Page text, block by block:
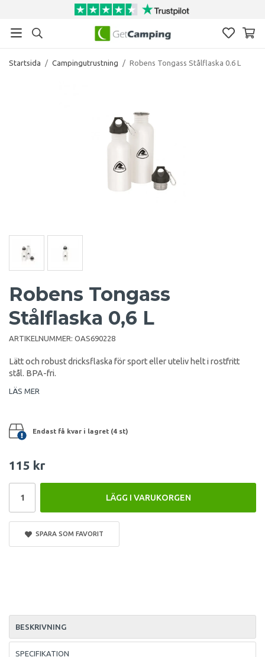
Startsida / Campingutrustning / Robens Tongass Stålflaska 0.6 L
Robens Tongass
Stålflaska 0,6 L
ARTIKELNUMMER: OAS690228
Lätt och robust dricksflaska för sport eller uteliv helt i rostfritt
stål. BPA-fri.
LÄS MER
Endast få kvar i lagret (4 st)
115 kr
LÄGG I VARUKORGEN
SPARA SOM FAVORIT
BESKRIVNING
SPECIFIKATION